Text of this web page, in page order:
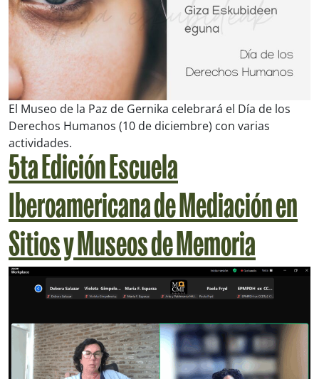
El Museo de la Paz de Gernika celebrará el Día de los
Derechos Humanos (10 de diciembre) con varias
actividades.
5ta Edición Escuela
Iberoamericana de Mediación en
Sitios y Museos de Memoria